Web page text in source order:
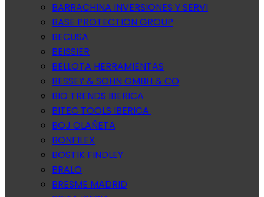
BARRACHINA INVERSIONES Y SERVI
BASE PROTECTION GROUP
BECUSA
BEISSIER
BELLOTA HERRAMIENTAS
BESSEY & SOHN GMBH & CO
BIO TRENDS IBERICA
BITEC TOOLS IBERICA.
BOJ OLAÑETA
BONFILEX
BOSTIK FINDLEY
BRALO
BRESME MADRID